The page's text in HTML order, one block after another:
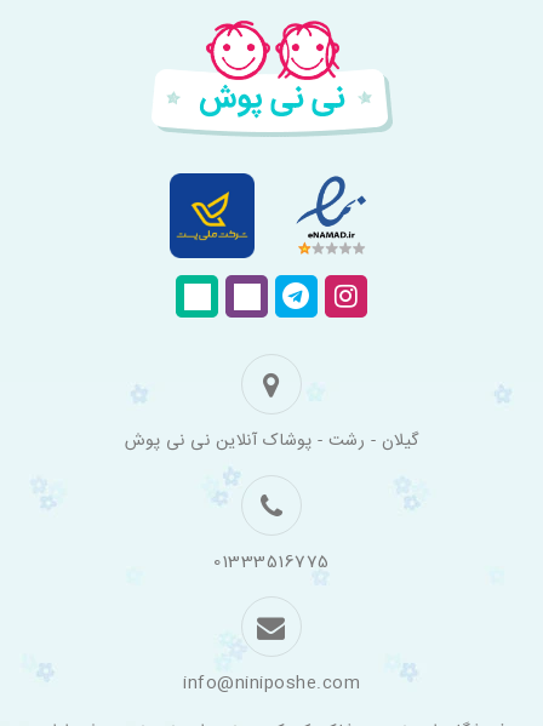
گیلان - رشت - پوشاک آنلاین نی نی پوش
01333516775
info@niniposhe.com